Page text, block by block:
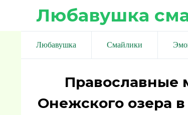
Любавушка
Любавушка Смайлики
Православные
Онежского озера